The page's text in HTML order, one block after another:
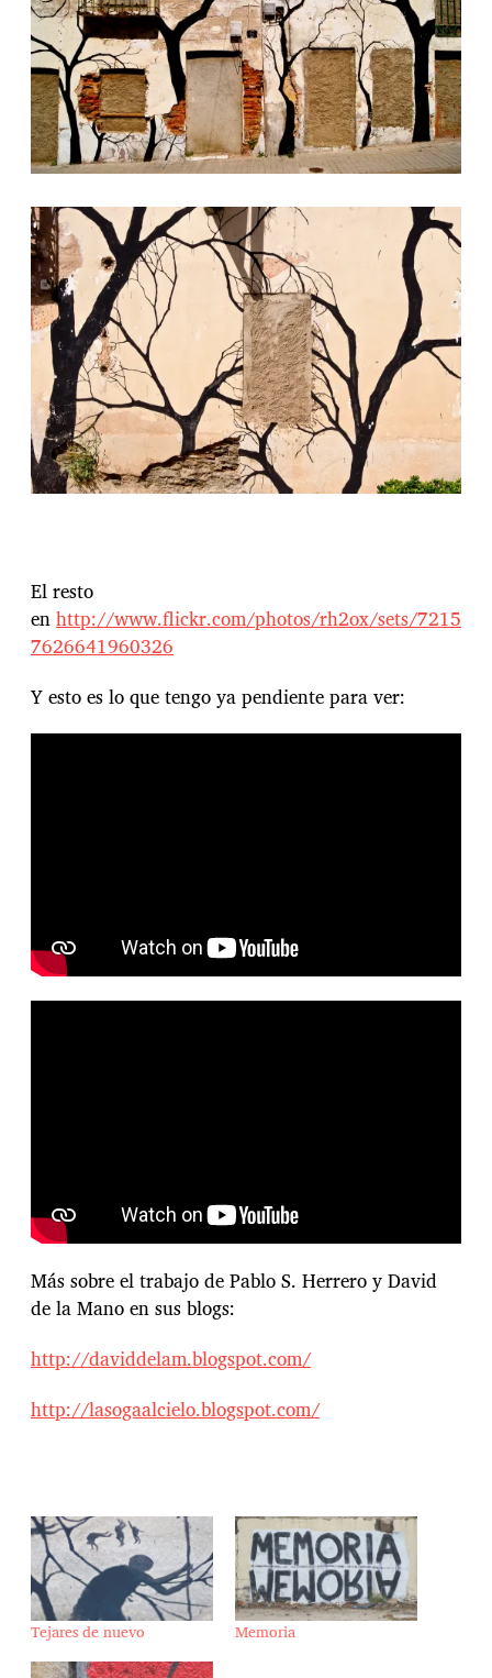
El resto
enhttp://www.flickr.com/photos/rh2ox/sets/7215
7626641960326
Y esto es lo que tengo ya pendiente para ver:
Más sobre el trabajo de Pablo S. Herrero y David
de la Mano en sus blogs:
http://daviddelam.blogspot.com/
http://lasogaalcielo.blogspot.com/
Tejares de nuevo Memoria